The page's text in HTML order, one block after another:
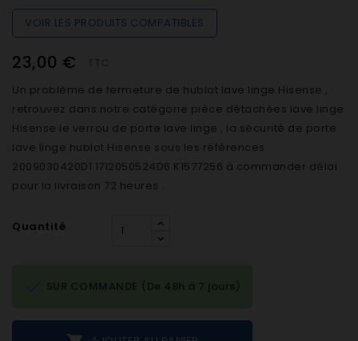
VOIR LES PRODUITS COMPATIBLES
23,00 €
Un problème de fermeture de hublot lave linge Hisense ,
retrouvez dans notre catégorie pièce détachées lave linge
Hisense le verrou de porte lave linge , la sécurité de porte
lave linge hublot Hisense sous les références
2009030420D1 1712050524D6 K1577256 à commander délai
pour la livraison 72 heures .
Quantité
SUR COMMANDE (De 48h à 7 jours)